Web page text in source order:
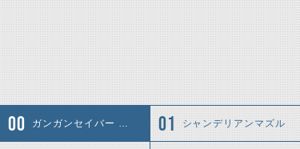
ガンガンセイバー ガンモード シャンデリアンマズル